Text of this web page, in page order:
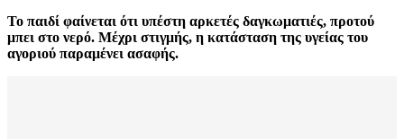
Το παιδί φαίνεται ότι υπέστη αρκετές δαγκωματιές, προτού
μπει στο νερό. Μέχρι στιγμής, η κατάσταση της υγείας του
αγοριού παραμένει ασαφής.